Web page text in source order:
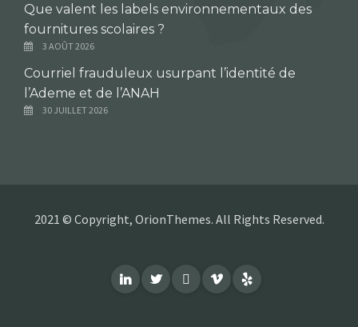
Que valent les labels environnementaux des
fournitures scolaires ?
3 AOÛT 2026
Courriel frauduleux usurpant l’identité de
l’Ademe et de l’ANAH
30 JUILLET 2026
2021 © Copyright, OrionThemes. All Rights Reserved.